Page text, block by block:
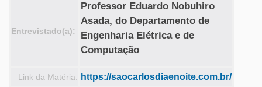
Entrevistado(a):
Professor Eduardo Nobuhiro
Asada, do Departamento de
Engenharia Elétrica e de
Computação
Link da Matéria: https://saocarlosdiaenoite.com.br/